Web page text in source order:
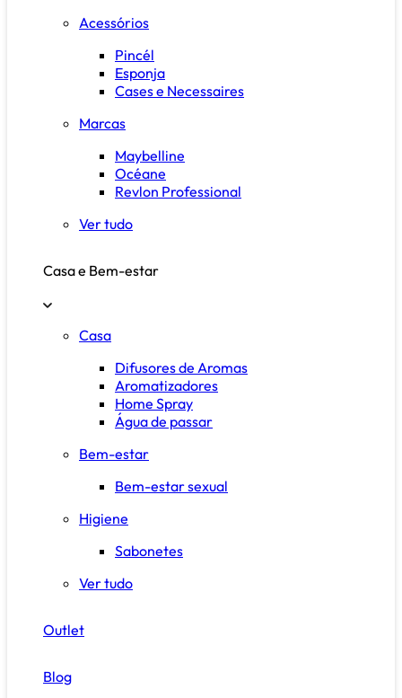
Acessórios
Pincél
Esponja
Cases e Necessaires
Marcas
Maybelline
Océane
Revlon Professional
Ver tudo
Casa e Bem-estar
Casa
Difusores de Aromas
Aromatizadores
Home Spray
Água de passar
Bem-estar
Bem-estar sexual
Higiene
Sabonetes
Ver tudo
Outlet
Blog